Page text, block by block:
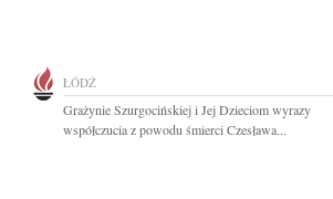
ŁÓDŹ
Grażynie Szurgocińskiej i Jej Dzieciom wyrazy
współczucia z powodu śmierci Czesława...